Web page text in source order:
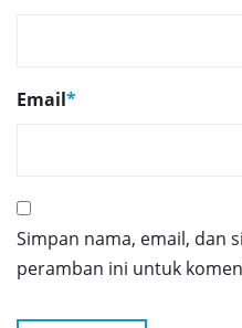
Email*
Simpan nama, email, dan
peramban ini untuk